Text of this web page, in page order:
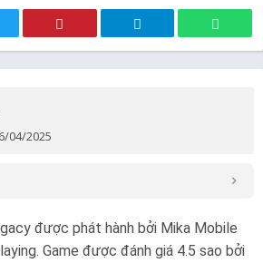
04/2025
được phát hành bởi Mika Mobile
Game được đánh giá 4.5 sao bởi